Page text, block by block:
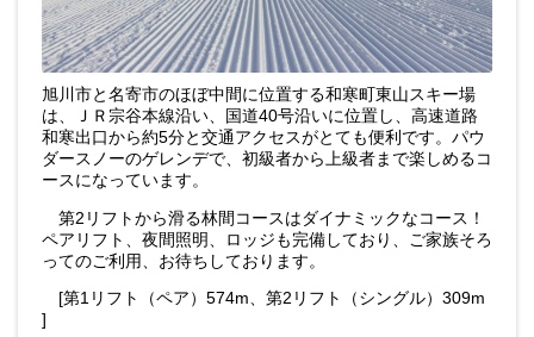
旭川市と名寄市のほぼ中間に位置する和寒町東山スキー場
は、ＪＲ宗谷本線沿い、国道40号沿いに位置し、高速道路
和寒出口から約5分と交通アクセスがとても便利です。パウ
ダースノーのゲレンデで、初級者から上級者まで楽しめるコ
ースになっています。
第2リフトから滑る林間コースはダイナミックなコース！
ペアリフト、夜間照明、ロッジも完備しており、ご家族そろ
ってのご利用、お待ちしております。
[第1リフト（ペア）574m、第2リフト（シングル）309m
]